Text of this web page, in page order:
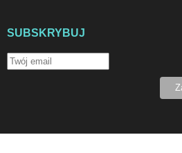
SUBSKRYBUJ